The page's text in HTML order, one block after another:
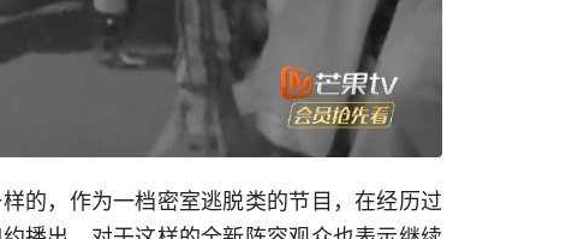
的，作为一档密室逃脱类的节目，在经历过